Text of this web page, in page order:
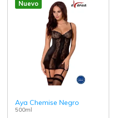
Nuevo
Aya Chemise Negro
500ml